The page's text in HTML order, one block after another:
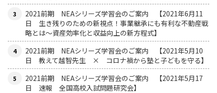
2021前期 NEAシリーズ学習会のご案内 【2021年6月11
日 生き残りのための新視点！事業継承にも有利な不動産戦
略とは〜資産効率化と収益向上の新方程式】
2021前期 NEAシリーズ学習会のご案内 【2021年5月10
日 教えて越智先生 × コロナ禍から塾と子どもを守る】
2021前期 NEAシリーズ学習会のご案内 【2021年5月17
日 速報 全国高校入試問題研究会】